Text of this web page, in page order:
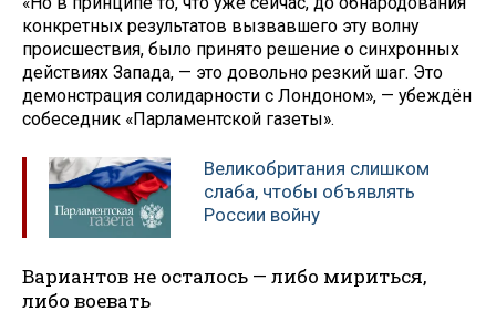
конкретных результатов вызвавшего эту волну
происшествия, было принято решение о синхронных
действиях Запада, — это довольно резкий шаг. Это
демонстрация солидарности с Лондоном», — убеждён
собеседник «Парламентской газеты».
Великобритания слишком
слаба, чтобы объявлять
России войну
Вариантов не осталось — либо мириться,
либо воевать